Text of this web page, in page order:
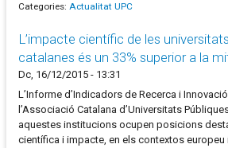
Categories: Actualitat UPC
L’impacte científic de les
catalanes és un 33% superior a la
Dc, 16/12/2015 - 13:31
L’Informe d’Indicadors de Recerca i
l’Associació Catalana d’Universitats
aquestes institucions ocupen posicions
científica i impacte, en els contextos europeu